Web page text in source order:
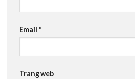
Email *
Trang web